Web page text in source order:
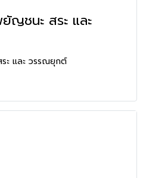
ะ และ วรรณยุกต์